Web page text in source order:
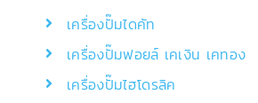
เครื่องปั๊มไดคัท
เครื่องปั๊มฟอยล์ เคเงิน เคทอง
เครื่องปั๊มไฮโดรลิค